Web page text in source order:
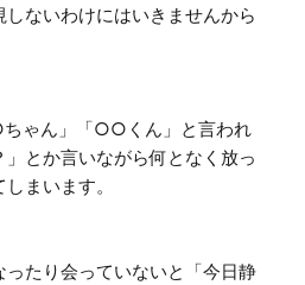
ないわけにはいきませんから
ゃん」「○○くん」と言われ
とか言いながら何となく放っ
まいます。
たり会っていないと「今日静